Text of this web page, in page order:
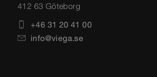
412 63 Göteborg
+46 31 20 41 00
info@viega.se